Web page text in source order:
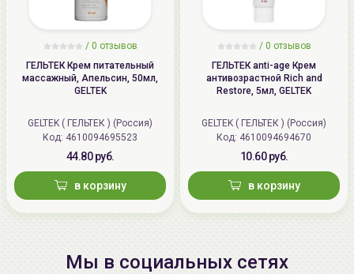
/ 0 отзывов
ГЕЛЬТЕК Крем питательный
массажный, Апельсин, 50мл,
GELTEK
GELTEK ( ГЕЛЬТЕК ) (Россия)
Код: 4610094695523
44.80 руб.
в корзину
/ 0 отзывов
ГЕЛЬТЕК anti-age Крем
антивозрастной Rich and
Restore, 5мл, GELTEK
GELTEK ( ГЕЛЬТЕК ) (Россия)
Код: 4610094694670
10.60 руб.
в корзину
Мы в социальных сетях